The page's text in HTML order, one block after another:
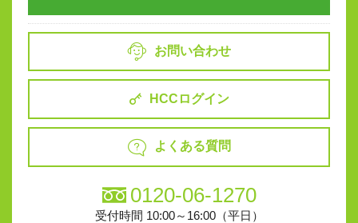
お問い合わせ
HCCログイン
よくある質問
0120-06-1270
受付時間 10:00～16:00（平日）